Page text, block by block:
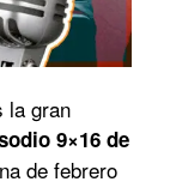
la gran
9×16 de
de febrero